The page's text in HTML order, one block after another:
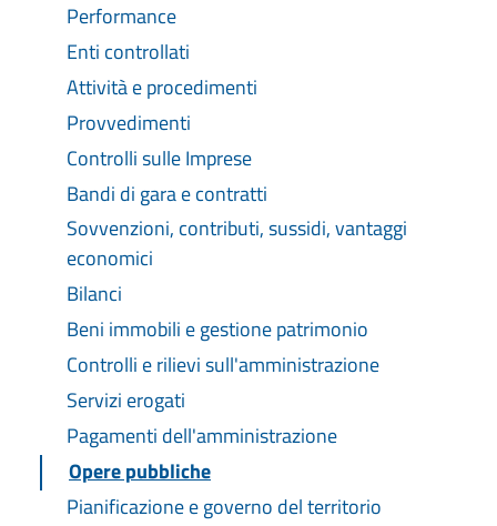
Performance
Enti controllati
Attività e procedimenti
Provvedimenti
Controlli sulle Imprese
Bandi di gara e contratti
Sovvenzioni, contributi, sussidi, vantaggi
economici
Bilanci
Beni immobili e gestione patrimonio
Controlli e rilievi sull'amministrazione
Servizi erogati
Pagamenti dell'amministrazione
Opere pubbliche
Pianificazione e governo del territorio